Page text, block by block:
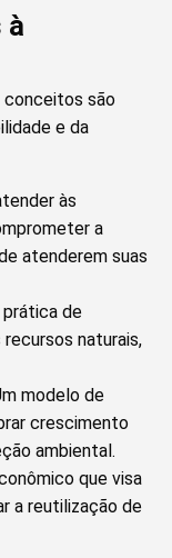
à
conceitos são
e da
às
a
atenderem suas
prática de
naturais,
modelo de
crescimento
ambiental.
que visa
a reutilização de